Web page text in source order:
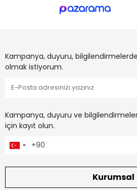
Kampanya, duyuru,
olmak istiyorum.
Kampanya, duyuru ve
için kayıt olun.
Kurumsal